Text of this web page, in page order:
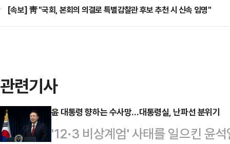
[속보] 靑 "국회, 본회의 의결로 특별감찰관 후보 추천 시 신속 임명"
관련기사
윤 대통령 향하는 수사망…대통령실, 난파선 분위기
'12·3 비상계엄' 사태를 일으킨 윤